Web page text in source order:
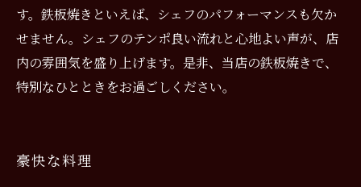
す。鉄板焼きといえば、シェフのパフォーマンスも欠か
せません。シェフのテンポ良い流れと心地よい声が、店
内の雰囲気を盛り上げます。是非、当店の鉄板焼きで、
特別なひとときをお過ごしください。
豪快な料理